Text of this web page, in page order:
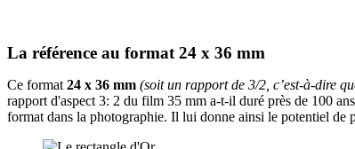
La référence au format 24 x 36 mm
Ce format 24 x 36 mm (soit un rapport de 3/2, c’est-à-dire
rapport d'aspect 3: 2 du film 35 mm a-t-il duré près de 100
format dans la photographie. Il lui donne ainsi le potentiel de